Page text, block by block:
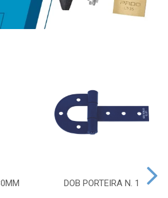
DOB PORTEIRA N. 1